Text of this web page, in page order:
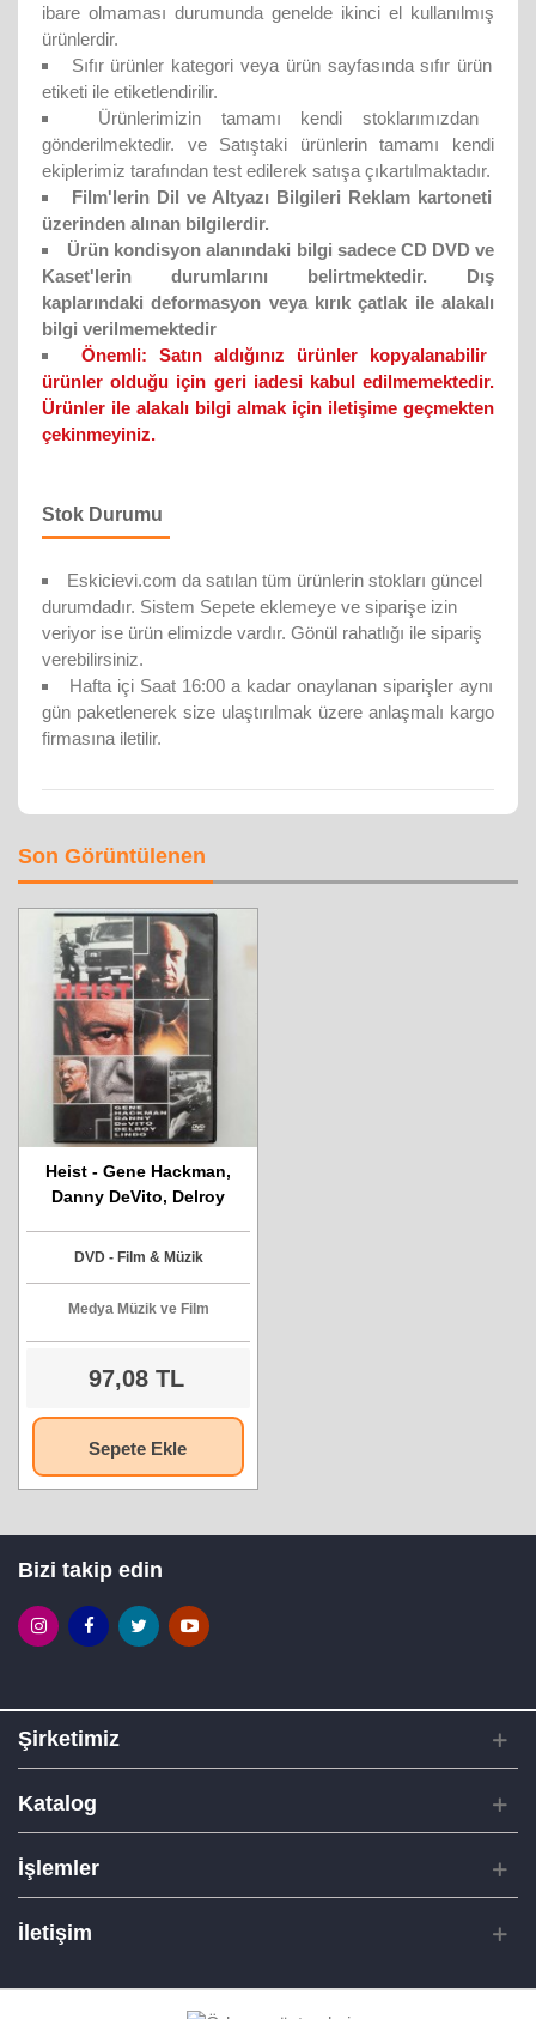
ibare olmaması durumunda genelde ikinci el kullanılmış
ürünlerdir.
Sıfır ürünler kategori veya ürün sayfasında sıfır ürün
etiketi ile etiketlendirilir.
Ürünlerimizin tamamı kendi stoklarımızdan
gönderilmektedir. ve Satıştaki ürünlerin tamamı kendi
ekiplerimiz tarafından test edilerek satışa çıkartılmaktadır.
Film'lerin Dil ve Altyazı Bilgileri Reklam kartoneti
üzerinden alınan bilgilerdir.
Ürün kondisyon alanındaki bilgi sadece CD DVD ve
Kaset'lerin durumlarını belirtmektedir. Dış
kaplarındaki deformasyon veya kırık çatlak ile alakalı
bilgi verilmemektedir
Önemli:
Satın aldığınız ürünler kopyalanabilir
ürünler olduğu için geri iadesi kabul edilmemektedir.
Ürünler ile alakalı bilgi almak için iletişime geçmekten
çekinmeyiniz.
Stok Durumu
Eskicievi.com da satılan tüm ürünlerin stokları güncel
durumdadır. Sistem Sepete eklemeye ve siparişe izin
veriyor ise ürün elimizde vardır. Gönül rahatlığı ile sipariş
verebilirsiniz.
Hafta içi Saat 16:00 a kadar onaylanan siparişler aynı
gün paketlenerek size ulaştırılmak üzere anlaşmalı kargo
firmasına iletilir.
Son Görüntülenen
Heist - Gene Hackman,
Danny DeVito, Delroy
DVD - Film & Müzik
Medya Müzik ve Film
97,08 TL
Sepete Ekle
Bizi takip edin
Şirketimiz
Katalog
İşlemler
İletişim